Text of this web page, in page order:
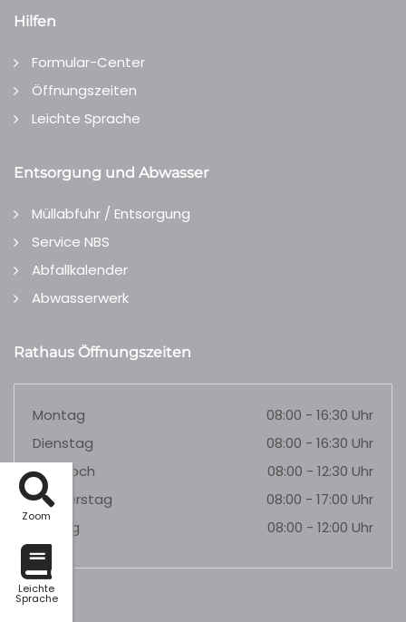
Zoom
Leichte
Sprache
Hilfen
Formular-Center
Öffnungszeiten
Leichte Sprache
Entsorgung und Abwasser
Müllabfuhr / Entsorgung
Service NBS
Abfallkalender
Abwasserwerk
Rathaus Öffnungszeiten
Montag
08:00 - 16:30 Uhr
Dienstag
08:00 - 16:30 Uhr
Mittwoch
08:00 - 12:30 Uhr
Donnerstag
08:00 - 17:00 Uhr
Freitag
08:00 - 12:00 Uhr